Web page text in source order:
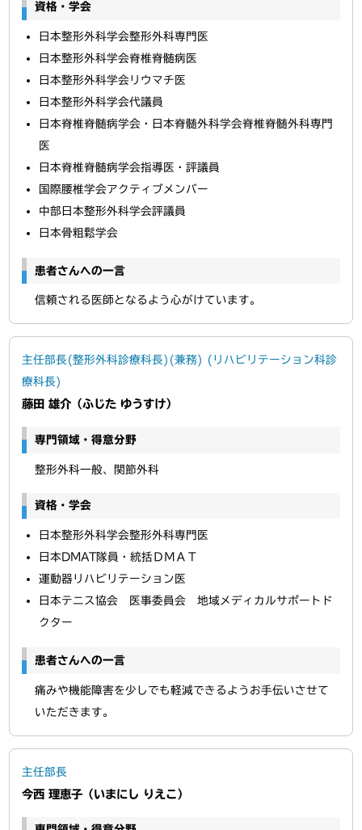
資格・学会
日本整形外科学会整形外科専門医
日本整形外科学会脊椎脊髄病医
日本整形外科学会リウマチ医
日本整形外科学会代議員
日本脊椎脊髄病学会・日本脊髄外科学会脊椎脊髄外科専門
医
日本脊椎脊髄病学会指導医・評議員
国際腰椎学会アクティブメンバー
中部日本整形外科学会評議員
日本骨粗鬆学会
患者さんへの一言
信頼される医師となるよう心がけています。
主任部長(整形外科診療科長)(兼務) (リハビリテーション科診
療科長)
藤田 雄介（ふじた ゆうすけ）
専門領域・得意分野
整形外科一般、関節外科
資格・学会
日本整形外科学会整形外科専門医
日本DMAT隊員・統括ＤＭＡＴ
運動器リハビリテーション医
日本テニス協会 医事委員会 地域メディカルサポートド
クター
患者さんへの一言
痛みや機能障害を少しでも軽減できるようお手伝いさせて
いただきます。
主任部長
今西 理恵子（いまにし りえこ）